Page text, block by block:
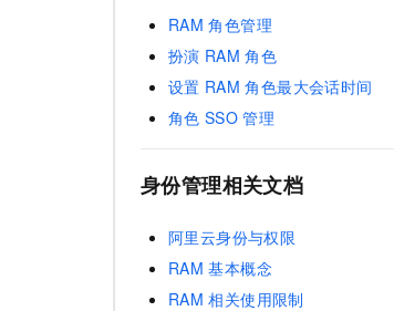
RAM 角色管理
扮演 RAM 角色
设置 RAM 角色最大会话时间
角色 SSO 管理
身份管理相关文档
阿里云身份与权限
RAM 基本概念
RAM 相关使用限制